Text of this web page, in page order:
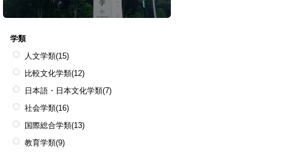
学類
人文学類(15)
比較文化学類(12)
日本語・日本文化学類(7)
社会学類(16)
国際総合学類(13)
教育学類(9)